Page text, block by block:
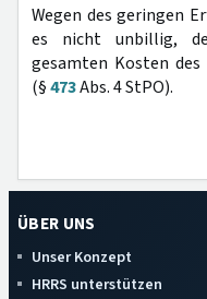
Wegen des geringen
es nicht unbillig,
gesamten Kosten
(§473Abs. 4 StPO).
ÜBER UNS
Unser Konzept
HRRS unterstützen